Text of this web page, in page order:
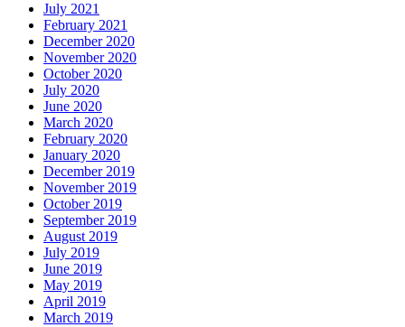
July 2021
February 2021
December 2020
November 2020
October 2020
July 2020
June 2020
March 2020
February 2020
January 2020
December 2019
November 2019
October 2019
September 2019
August 2019
July 2019
June 2019
May 2019
April 2019
March 2019